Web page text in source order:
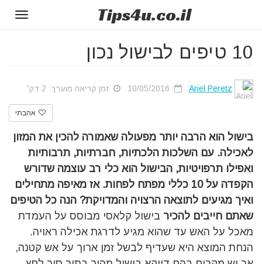
Tips4u.co.il
10 טיפים לבישול נכון
Ariel Peretz זמן קריאה מוערך: 2 דק'
אהבתי
בישול הוא הרבה יותר מפעולה שאמורה להכין את המזון
לאכילה. עם השלכות הלכתיות, חברתיות, תרבותיות
ואפילו תרפויטיות, הבישול הוא כלי רב עוצמה שדורש
הקפדה על 10 כללי מפתח לפחות. אז מאיפה מתחילים
ואיך מגיעים לתוצאה הרצויה והמדויקת? הנה כל הטיפים
שאתם חייבים להכיר בישול קלאסי מבוסס על העמדת
מאכל על האש עד שהוא מגיע לדרגת אכילה ראויה.
הנחת המוצא היא שעדיף לבשל זמן ארוך על אש קטנה,